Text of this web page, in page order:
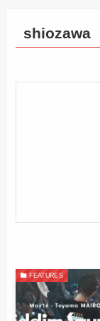
shiozawa
FEATURES